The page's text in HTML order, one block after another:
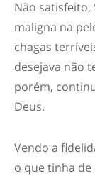
Não satisfeito,
maligna na
chagas
desejava não
porém,
Deus.
Vendo a
o que tinha de